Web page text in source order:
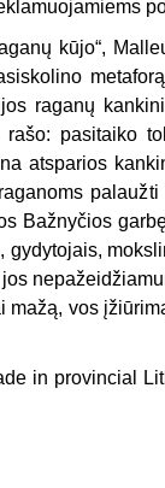
kūjo“,
raganų
pasitaiko
atsparios
Bažnyčios
vos
in provincial